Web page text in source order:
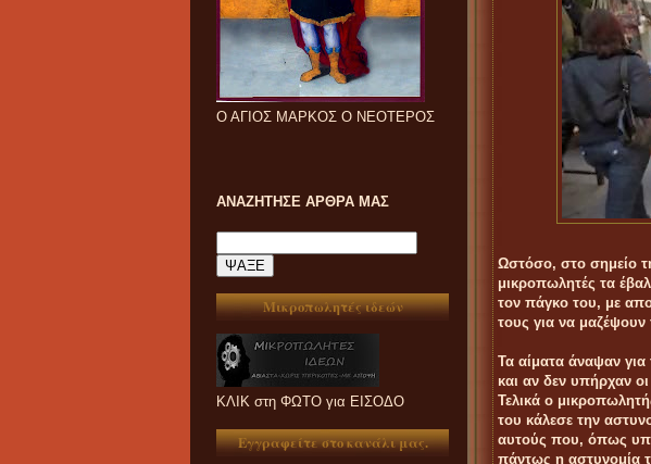
Ο ΑΓΙΟΣ ΜΑΡΚΟΣ Ο ΝΕΟΤΕΡΟΣ
ΑΝΑΖΗΤΗΣΕ ΑΡΘΡΑ ΜΑΣ
Μικροπωλητές ιδεών
ΚΛΙΚ στη ΦΩΤΟ για ΕΙΣΟΔΟ
Εγγραφείτε στο κανάλι μας.
Ωστόσο, στο σημείο
μικροπωλητές τα
τον πάγκο του, με
τους για να μαζέψουν
Τα αίματα άναψαν για
και αν δεν υπήρχαν
Τελικά ο
του κάλεσε την
αυτούς που, όπως
πάντως η αστυνομία